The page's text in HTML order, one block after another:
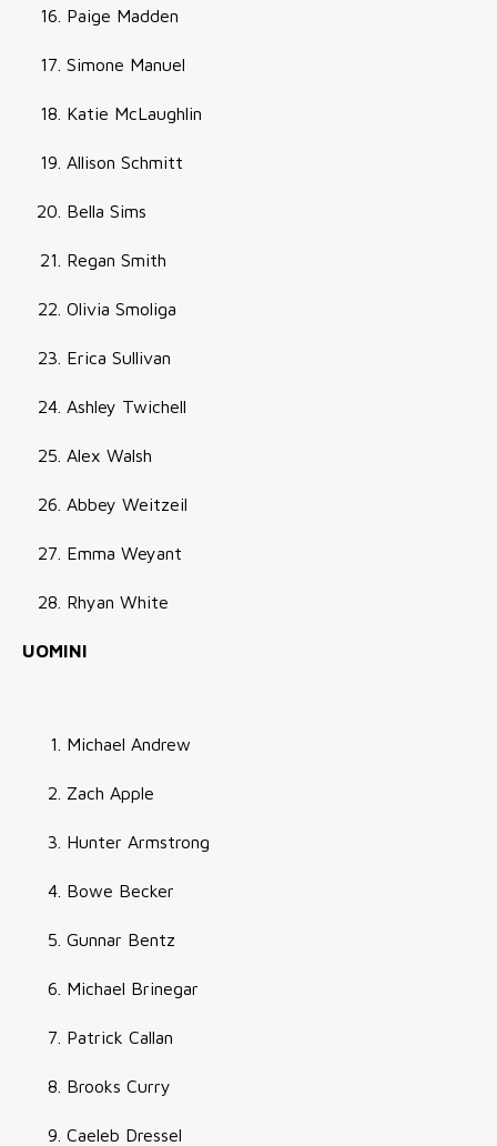
Paige Madden
Simone Manuel
Katie McLaughlin
Allison Schmitt
Bella Sims
Regan Smith
Olivia Smoliga
Erica Sullivan
Ashley Twichell
Alex Walsh
Abbey Weitzeil
Emma Weyant
Rhyan White
UOMINI
Michael Andrew
Zach Apple
Hunter Armstrong
Bowe Becker
Gunnar Bentz
Michael Brinegar
Patrick Callan
Brooks Curry
Caeleb Dressel